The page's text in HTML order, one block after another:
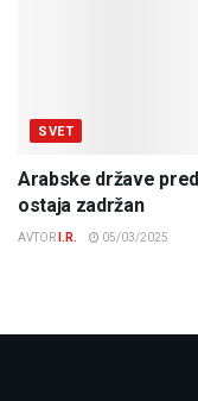
SVET
Arabske države
ostaja zadržan
AVTOR I.R. 05/03/2025